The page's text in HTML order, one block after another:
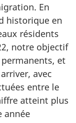
En
historique en
résidents
notre objectif
et
avec
entre le
atteint plus
année